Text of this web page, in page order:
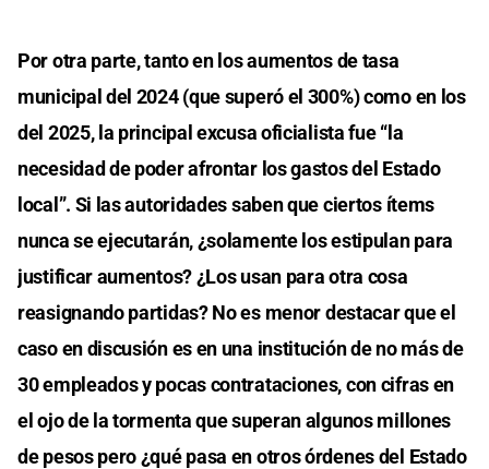
Por otra parte, tanto en los aumentos de tasa
municipal del 2024 (que superó el 300%) como en los
del 2025, la principal excusa oficialista fue “la
necesidad de poder afrontar los gastos del Estado
local”. Si las autoridades saben que ciertos ítems
nunca se ejecutarán, ¿solamente los estipulan para
justificar aumentos? ¿Los usan para otra cosa
reasignando partidas? No es menor destacar que el
caso en discusión es en una institución de no más de
30 empleados y pocas contrataciones, con cifras en
el ojo de la tormenta que superan algunos millones
de pesos pero ¿qué pasa en otros órdenes del Estado